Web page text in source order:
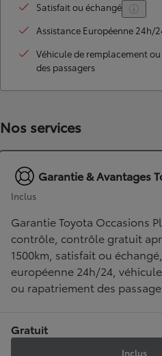
Satisfait ou échangé
Assistance Européenne 24h/
Véhicule de remplacement
des passagers
Nos services
Garantie & Avantages
Inclus
Garantie Toyota Occasions
contrôle, contrôle gratuit
1500km, satisfait ou
européenne 24h/24,
ou rapatriement des
Gratuit
Inclus